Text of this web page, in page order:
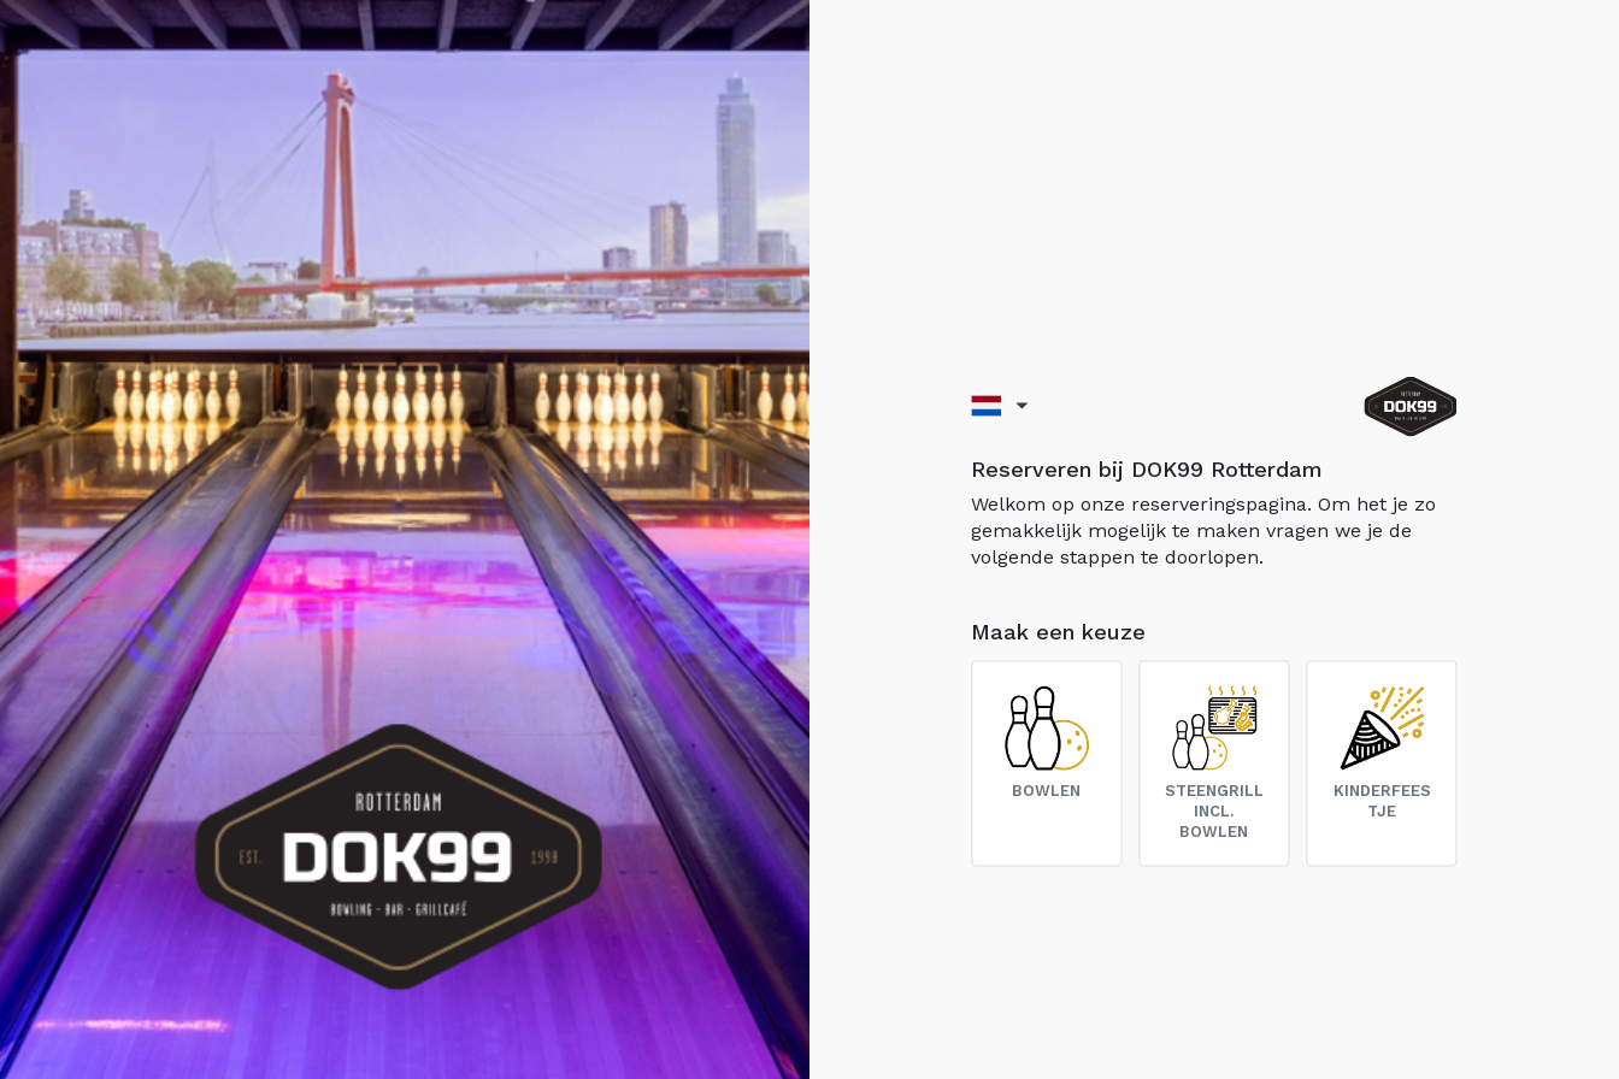
Reserveren bij DOK99 Rotterdam
Welkom op onze reserveringspagina. Om het je zo
gemakkelijk mogelijk te maken vragen we je de
volgende stappen te doorlopen.
Maak een keuze
BOWLEN
STEENGRILL
INCL.
BOWLEN
KINDERFEES
TJE